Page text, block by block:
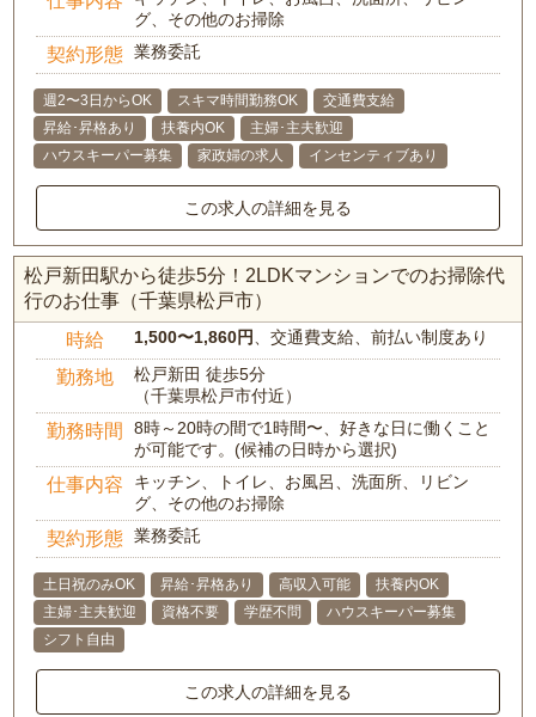
グ、その他のお掃除
契約形態 業務委託
週2〜3日からOK スキマ時間勤務OK
交通費支給
昇給･昇格あり
扶養内OK
主婦･主夫歓迎
ハウスキーパー募集
家政婦の求人 インセンティブあり
この求人の詳細を見る
松戸新田駅から徒歩5分！2LDKマンションでのお掃除代
行のお仕事（千葉県松戸市）
時給 1,500〜1,860円、交通費支給、前払い制度あり
勤務地
松戸新田 徒歩5分
（千葉県松戸市付近）
勤務時間
8時～20時の間で1時間〜、好きな日に働くこと
が可能です。(候補の日時から選択)
仕事内容
キッチン、トイレ、お風呂、洗面所、リビン
グ、その他のお掃除
契約形態 業務委託
土日祝のみOK 昇給･昇格あり 高収入可能
扶養内OK
主婦･主夫歓迎
資格不要 学歴不問
ハウスキーパー募集
シフト自由
この求人の詳細を見る